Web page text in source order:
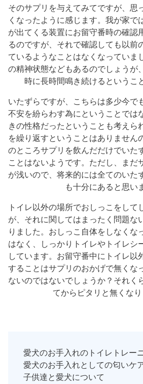
そのサプリを与えてみてですが、思
くなったように感じます。我が家で
が出てくる装置にお留守番時の確認
るのですが、それで確認しても以前
ているようなことはなくなっていま
の精神状態などもあるのでしょうが
時に長時間鳴き続けるというこ
いたずらですが、こちらは多少今で
不安を紛らわす為にということでは
きの性格だったということも考えら
を繰り返すということはありません
のところサプリを飲んだだけでいた
ことはないようです。ただし、まだ
が浅いので、将来的には全てのいた
も十分にあると思い
トイレ以外の場所でおしっこをして
が、それに関してはまったく問題な
りました。おしっこ自体をしなくな
はなく、しっかりトイレやトイレシ
しています。お留守番中にトイレ以
することはサプリのおかげで無くな
ないのではないでしょうか？それく
てからピタリと無くなり
愛犬のお手入れのトイレトレー
愛犬のお手入れとしての匂いケ
子供達と愛犬について